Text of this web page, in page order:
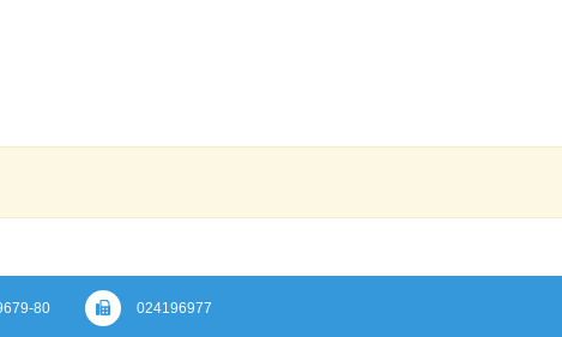
80 024196977